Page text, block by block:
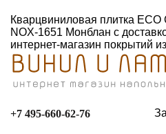
Кварцвиниловая плитка ECO
NOX-1651 Монблан с
интернет-магазин покрытий
+7 495-660-62-76